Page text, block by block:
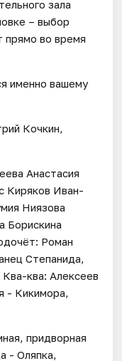
зала
– выбор
прямо во время
именно вашему
Кочкин,
Анастасия
Киряков Иван-
Ниязова
Борискина
Роман
Степанида,
ква: Алексеев
- Кикимора,
придворная
- Оляпка,